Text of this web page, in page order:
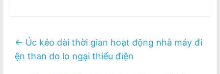
← Úc kéo dài thời gian hoạt động nhà máy đi
ện than do lo ngại thiếu điện